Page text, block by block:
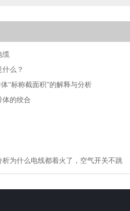
缆
什么？
“标称截面积”的解释与分析
体的绞合
析为什么电线都着火了，空气开关不跳